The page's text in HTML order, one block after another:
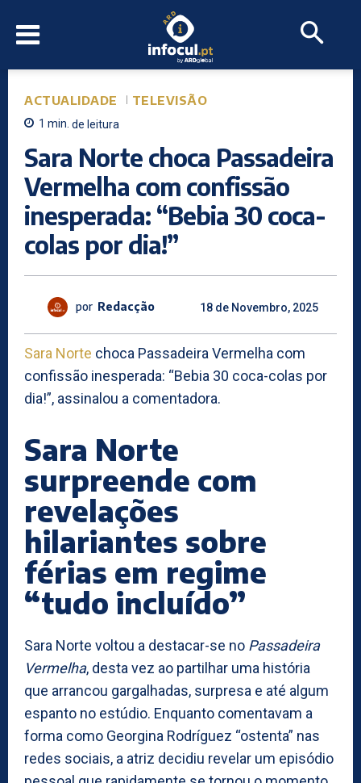
ACTUALIDADE TELEVISÃO
1 min. de leitura
Sara Norte choca Passadeira
Vermelha com confissão
inesperada: “Bebia 30 coca-
colas por dia!”
por Redacção 18 de Novembro, 2025
Sara Norte choca Passadeira Vermelha com
confissão inesperada: “Bebia 30 coca-colas por
dia!”, assinalou a comentadora.
Sara Norte
surpreende com
revelações
hilariantes sobre
férias em regime
“tudo incluído”
Sara Norte voltou a destacar-se no Passadeira
Vermelha, desta vez ao partilhar uma história
que arrancou gargalhadas, surpresa e até algum
espanto no estúdio. Enquanto comentavam a
forma como Georgina Rodríguez “ostenta” nas
redes sociais, a atriz decidiu revelar um episódio